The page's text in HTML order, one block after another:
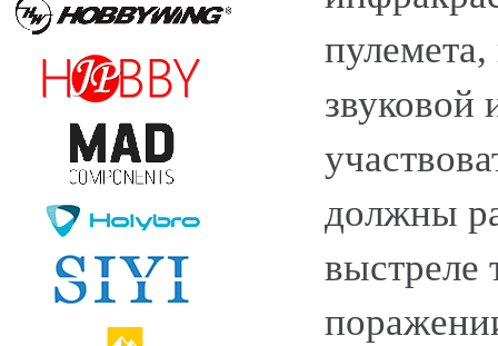
звуковой
должны
выстреле